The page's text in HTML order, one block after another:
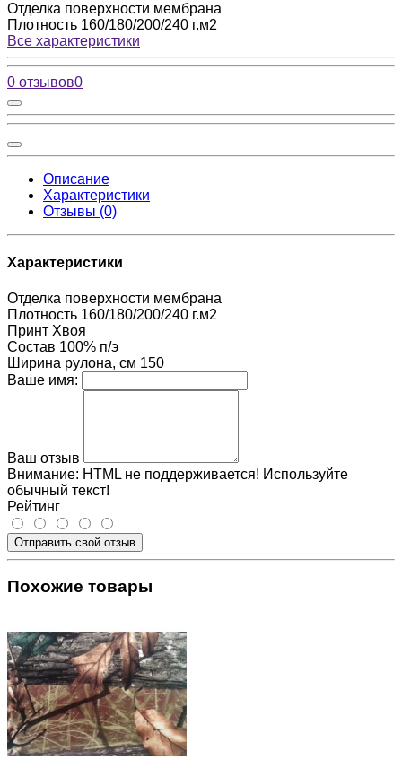
Отделка поверхности мембрана
Плотность 160/180/200/240 г.м2
Все характеристики
0 отзывов0
Описание
Характеристики
Отзывы (0)
Характеристики
Отделка поверхности мембрана
Плотность 160/180/200/240 г.м2
Принт Хвоя
Состав 100% п/э
Ширина рулона, см 150
Ваше имя:
Ваш отзыв
Внимание: HTML не поддерживается! Используйте
обычный текст!
Рейтинг
Отправить свой отзыв
Похожие товары